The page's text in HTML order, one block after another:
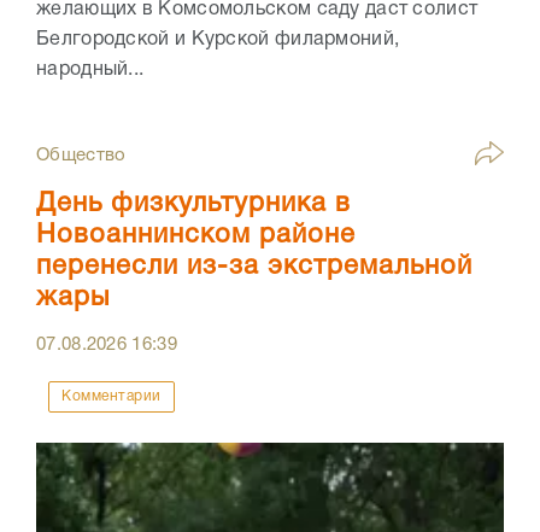
желающих в Комсомольском саду даст солист
Белгородской и Курской филармоний,
народный...
Общество
День физкультурника в
Новоаннинском районе
перенесли из-за экстремальной
жары
07.08.2026 16:39
Комментарии